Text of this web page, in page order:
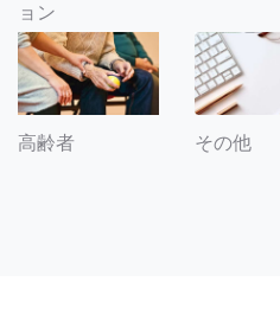
ョン
高齢者 その他